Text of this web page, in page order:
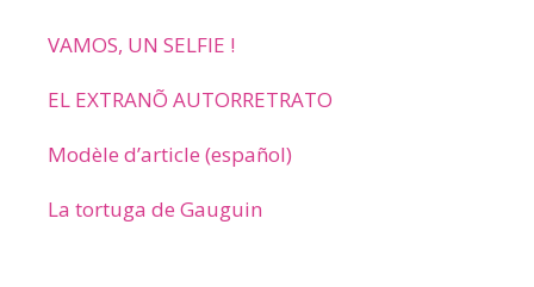
VAMOS, UN SELFIE !
EL EXTRANÕ AUTORRETRATO
Modèle d’article (español)
La tortuga de Gauguin